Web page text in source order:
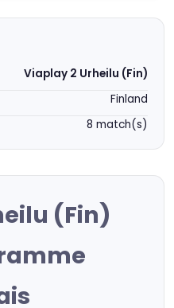
Viaplay 2 Urheilu (Fin)
Finland
8 match(s)
(Fin)